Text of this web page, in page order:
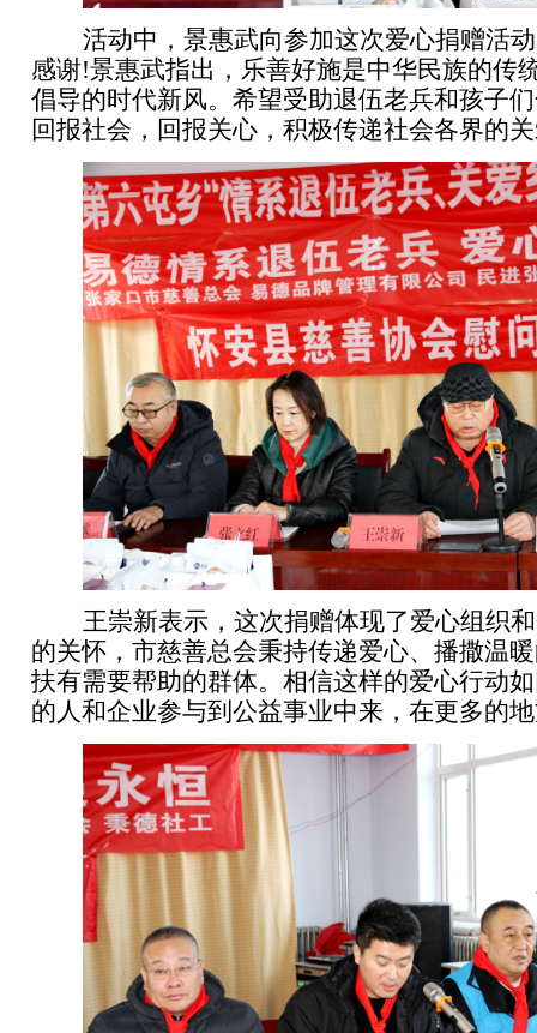
活动中，景惠武向参加这次爱心捐赠活
感谢!景惠武指出，乐善好施是中华民族的传
倡导的时代新风。希望受助退伍老兵和孩子
回报社会，回报关心，积极传递社会各界的
王崇新表示，这次捐赠体现了爱心组织
的关怀，市慈善总会秉持传递爱心、播撒温
扶有需要帮助的群体。相信这样的爱心行动
的人和企业参与到公益事业中来，在更多的